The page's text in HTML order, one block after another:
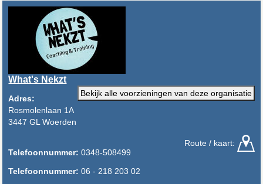
What's Nekzt
Bekijk alle voorzieningen van deze organisatie
Adres:
Rosmolenlaan 1A
3447 GL Woerden
Route / kaart:
Telefoonnummer: 0348-508499
Telefoonnummer: 06 - 218 203 02